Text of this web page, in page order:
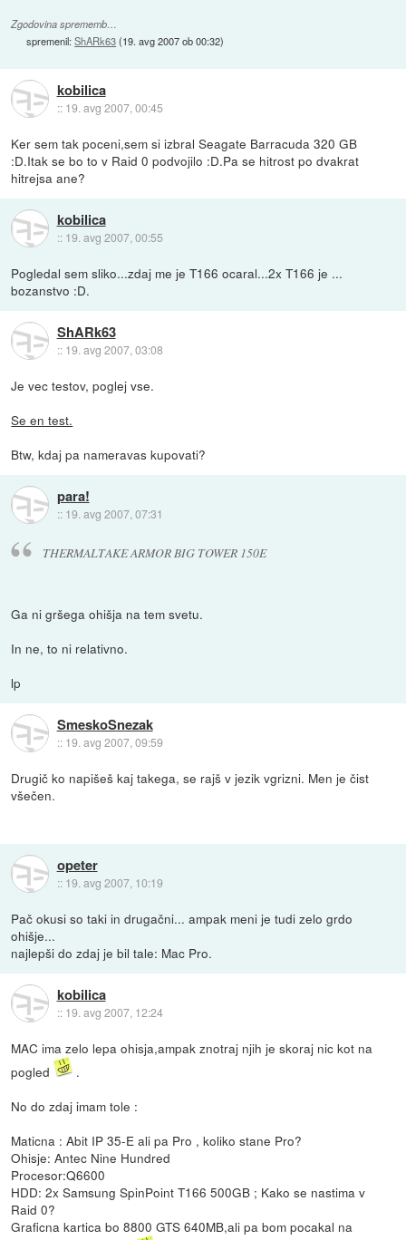
Zgodovina sprememb…
spremenil:ShARk63(19. avg 2007 ob 00:32)
kobilica
:: 19. avg 2007, 00:45
Ker sem tak poceni,sem si izbral Seagate Barracuda 320 GB
:D.Itak se bo to v Raid 0 podvojilo :D.Pa se hitrost po dvakrat
hitrejsa ane?
kobilica
:: 19. avg 2007, 00:55
Pogledal sem sliko...zdaj me je T166 ocaral...2x T166 je ...
bozanstvo :D.
ShARk63
:: 19. avg 2007, 03:08
Je vec testov, poglej vse.
Se en test.
Btw, kdaj pa nameravas kupovati?
para!
:: 19. avg 2007, 07:31
THERMALTAKE ARMOR BIG TOWER 150E
Ga ni gršega ohišja na tem svetu.
In ne, to ni relativno.
lp
SmeskoSnezak
:: 19. avg 2007, 09:59
Drugič ko napišeš kaj takega, se rajš v jezik vgrizni. Men je čist
všečen.
opeter
:: 19. avg 2007, 10:19
Pač okusi so taki in drugačni... ampak meni je tudi zelo grdo
ohišje...
najlepši do zdaj je bil tale: Mac Pro.
kobilica
:: 19. avg 2007, 12:24
MAC ima zelo lepa ohisja,ampak znotraj njih je skoraj nic kot na
pogled
.
No do zdaj imam tole :
Maticna : Abit IP 35-E ali pa Pro , koliko stane Pro?
Ohisje: Antec Nine Hundred
Procesor:Q6600
HDD: 2x Samsung SpinPoint T166 500GB ; Kako se nastima v
Raid 0?
Graficna kartica bo 8800 GTS 640MB,ali pa bom pocakal na